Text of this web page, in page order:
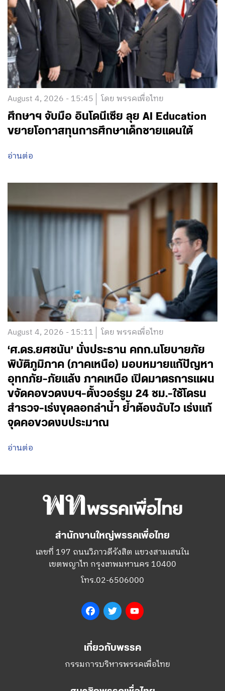
August 4, 2026 - 15:45 โดย พรรคเพื่อไทย
ศึกษาฯ จับมือ อินโดนีเซีย ลุย AI Education
ขยายโอกาสทุนการศึกษาเด็กชายแดนใต้
อ่านต่อ
August 4, 2026 - 15:11 โดย พรรคเพื่อไทย
‘ศ.ดร.ยศชนัน’ นั่งประธาน คกก.นโยบายภัย
พิบัติภูมิภาค (ภาคเหนือ) มอบหมายแก้ปัญหา
อุทกภัย-ภัยแล้ง ภาคเหนือ เปิดมาตรการแผน
ขจัดคอขวดงบฯ-ตั้งวอร์รูม 24 ชม.-ใช้โดรน
สำรวจ-เร่งขุดลอกลำน้ำ ย้ำต้องฉับไว เร่งแก้
จุดคอขวดงบประมาณ
อ่านต่อ
สำนักงานใหญ่พรรคเพื่อไทย
เลขที่ 197 ถนนวิภาวดีรังสิต แขวงสามเสนใน
เขตพญาไท กรุงเทพมหานคร 10400
โทร.02-6506000
FacebookTwitter
เกี่ยวกับพรรค
กรรมการบริหารพรรคเพื่อไทย